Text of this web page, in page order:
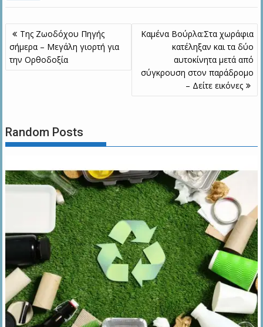
Πλοήγηση
άρθρων
Της Ζωοδόχου Πηγής
σήμερα – Μεγάλη γιορτή για
την Ορθοδοξία
Καμένα Βούρλα:Στα χωράφια
κατέληξαν και τα δύο
αυτοκίνητα μετά από
σύγκρουση στον παράδρομο
– Δείτε εικόνες
Random Posts